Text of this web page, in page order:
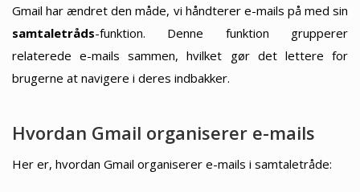
Gmail har ændret den måde, vi håndterer e-mails på med sin
samtaletråds-funktion. Denne funktion grupperer
relaterede e-mails sammen, hvilket gør det lettere for
brugerne at navigere i deres indbakker.
Hvordan Gmail organiserer e-mails
Her er, hvordan Gmail organiserer e-mails i samtaletråde: